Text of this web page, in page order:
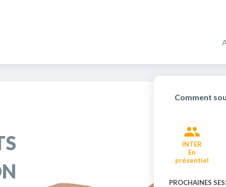
Transactionnelle
PROFESSIONNEL
Formations Techniques de
Formations Intelligence
Comment
INTER
En
présentiel
PROCHAINES